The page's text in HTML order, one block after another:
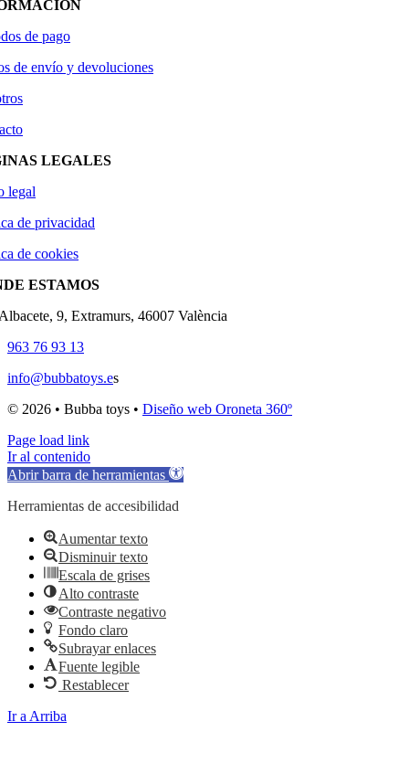
de pago
de envío y devoluciones
LEGALES
legal
de privacidad
de cookies
ESTAMOS
9, Extramurs, 46007 València
963 76 93 13
info@bubbatoys.es
© 2026 • Bubba toys • Diseño web Oroneta 360º
Page load link
Ir al contenido
Abrir barra de herramientas
Herramientas de accesibilidad
Aumentar texto
Disminuir texto
Escala de grises
Alto contraste
Contraste negativo
Fondo claro
Subrayar enlaces
Fuente legible
Restablecer
Ir a Arriba